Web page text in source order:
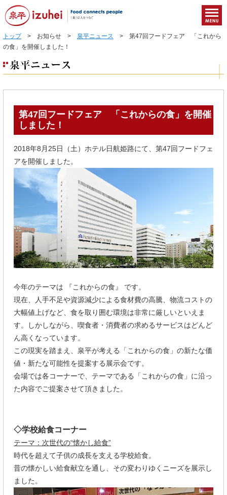
トップ> お知らせ > 泉平ニュース > 第47回フードフェア 「これから
の食」を開催しました！
第47回フードフェア 「これからの食」を開催
しました！
2018年8月25日（土）ホテル日航姫路にて、第47回フードフェ
アを開催しました。
今年のテーマは 『これからの食』 です。
現在、人手不足や資源減少による食材費の高騰、物流コストの
大幅値上げなど、食を取り囲む環境は非常に厳しいといえま
す。しかしながら、喫食者・消費者の求めるサービスはどんど
ん高くなっています。
この現実を踏まえ、泉平が考える「これからの食」の新たな価
値・新たな可能性を提案する展示会です。
会場では各コーナーで、テーマである「これからの食」に沿っ
た内容でご提案させて頂きました。
◇学校給食コーナー
テーマ：次世代の“懐かし給食”
時代を超えて子供の成長を支える学校給食。
昔の懐かしい給食献立を通し、その変わりゆくニーズを展示し
ました。